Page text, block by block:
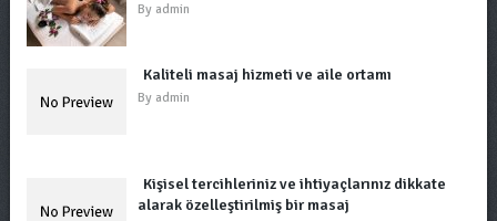
By admin
Kaliteli masaj hizmeti ve aile ortamı
By admin
Kişisel tercihleriniz ve ihtiyaçlarınız dikkate
alarak özelleştirilmiş bir masaj